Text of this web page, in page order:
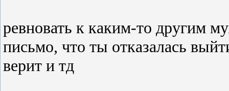
ревновать к каким-то другим
письмо, что ты отказалась
верит и тд